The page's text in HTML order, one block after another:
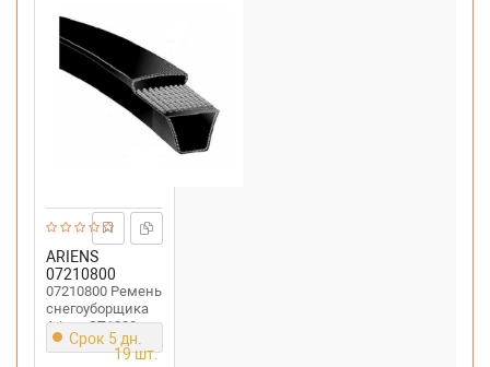
ARIENS
07210800
07210800 Ремень
cнегоуборщика
Ariens ST1228,
ST924, ST928
Срок 5 дн.
19 шт.